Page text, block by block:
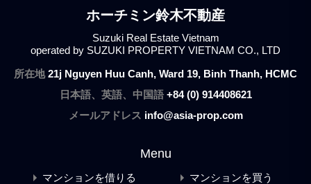
ホーチミン鈴木不動産
Suzuki Real Estate Vietnam
operated by SUZUKI PROPERTY VIETNAM CO., LTD
所在地21j Nguyen Huu Canh, Ward 19, Binh Thanh, HCMC
日本語、英語、中国語 +84 (0) 914408621
メールアドレス info@asia-prop.com
Menu
マンションを借りる
マンションを買う